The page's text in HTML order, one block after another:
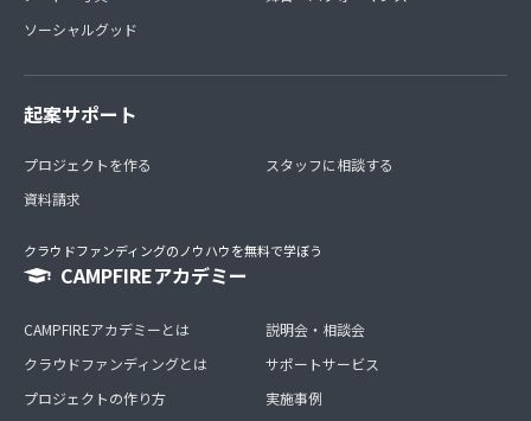
ソーシャルグッド
起案サポート
プロジェクトを作る
資料請求
スタッフに相談する
クラウドファンディングのノウハウを無料で学ぼう
CAMPFIREアカデミー
CAMPFIREアカデミーとは
クラウドファンディングとは
プロジェクトの作り方
説明会・相談会
サポートサービス
実施事例